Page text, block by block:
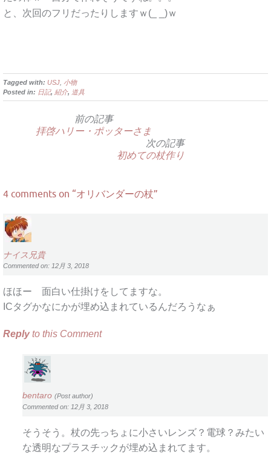
と、次回のフリだったりしますｗ(_ _)ｗ
Tagged with: USJ 小物
Posted in: 日記, 紹介, 道具
前の記事
拝啓ハリー・ポッターさま
次の記事
初めての杖作り
4 comments on “オリバンダーの杖”
ナイス兄貴
Commented on: 12月 3, 2018
ほほー 面白い仕掛けをしてますな。
ICタグかなにかが埋め込まれているんだろうなぁ
Replyto this Comment
bentaro (Post author)
Commented on: 12月 3, 2018
そうそう。杖の先っちょに小さいレンズ？電球？みたい
な透明なプラスチックが埋め込まれてます。